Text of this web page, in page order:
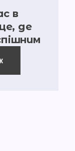
в
де